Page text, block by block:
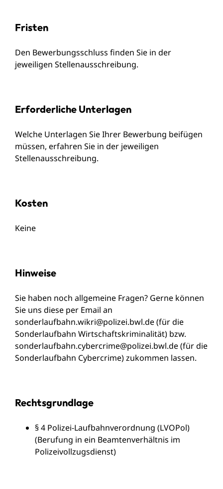
Fristen
Den Bewerbungsschluss finden Sie in der
jeweiligen Stellenausschreibung.
Erforderliche Unterlagen
Welche Unterlagen Sie Ihrer Bewerbung beifügen
müssen, erfahren Sie in der jeweiligen
Stellenausschreibung.
Kosten
Keine
Hinweise
Sie haben noch allgemeine Fragen? Gerne können
Sie uns diese per Email an
sonderlaufbahn.wikri@polizei.bwl.de(für die
Sonderlaufbahn Wirtschaftskriminalität) bzw.
sonderlaufbahn.cybercrime@polizei.bwl.de(für die
Sonderlaufbahn Cybercrime) zukommen lassen.
Rechtsgrundlage
§ 4 Polizei-Laufbahnverordnung (LVOPol)
(Berufung in ein Beamtenverhältnis im
Polizeivollzugsdienst)